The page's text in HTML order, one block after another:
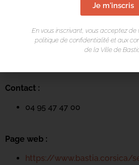
LIEU DE L'ÉVÉNEMENT
Mediateca Barberine Duriani
Contact :
04 95 47 47 00
Page web :
https://www.bastia.corsica/
Je m'inscris
En vous inscrivant, vous acceptez de
politique de confidentialité et aux
de la Ville de